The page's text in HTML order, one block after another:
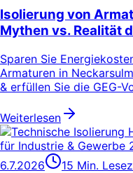
Isolierung von
Mythen vs. Realität
Sparen Sie
Armaturen in
& erfüllen Sie die GEG-
Weiterlesen
6.7.2026 15 Min.